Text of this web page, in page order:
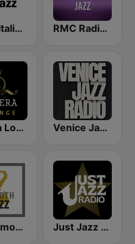
Radio Italia Jazz RMC Radio Monte Carlo Jazz
Riviera Lounge Venice Jazz Radio
MC2 Smooth Jazz Channel Just Jazz - Pat Metheny